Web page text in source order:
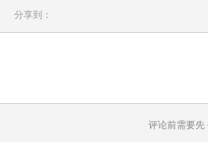
分享到：
评论前需要先